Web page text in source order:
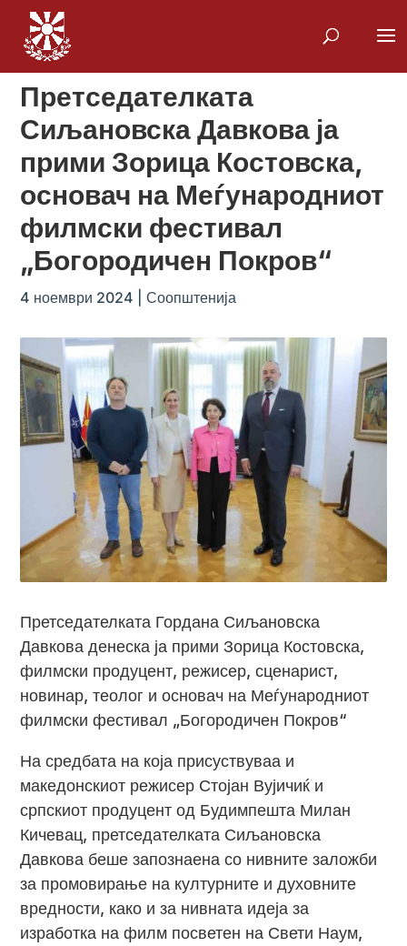
Претседателката
Сиљановска Давкова ја
прими Зорица Костовска,
основач на Меѓународниот
филмски фестивал
„Богородичен Покров“
4 ноември 2024 |Соопштенија
Претседателката Гордана Сиљановска
Давкова денеска ја прими Зорица Костовска,
филмски продуцент, режисер, сценарист,
новинар, теолог и основач на Меѓународниот
филмски фестивал „Богородичен Покров“
На средбата на која присуствуваа и
македонскиот режисер Стојан Вујичиќ и
српскиот продуцент од Будимпешта Милан
Кичевац, претседателката Сиљановска
Давкова беше запознаена со нивните заложби
за промовирање на културните и духовните
вредности, како и за нивната идеја за
изработка на филм посветен на Свети Наум,